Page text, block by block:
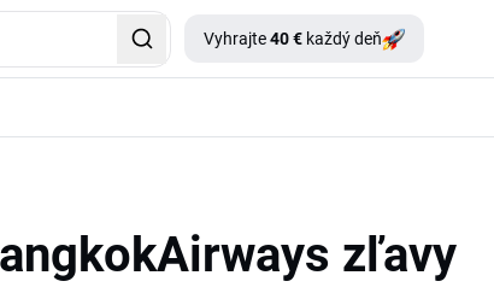
Vyhrajte40 € každý deň
zľavy